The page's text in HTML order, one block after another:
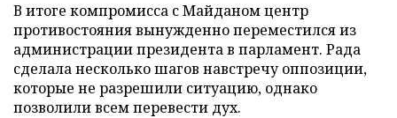
В итоге компромисса с Майданом центр
противостояния вынужденно переместился из
администрации президента в парламент. Рада
сделала несколько шагов навстречу оппозиции,
которые не разрешили ситуацию, однако
позволили всем перевести дух.